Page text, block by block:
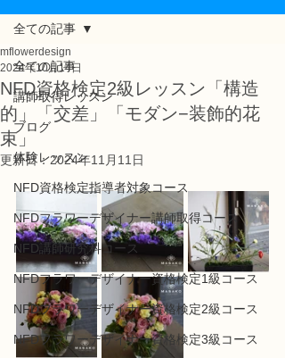
全ての記事
講師取得レッスン
ブログ
体験レッスン
NFD資格検定指導者対象コース
NFDフラワーデザイナー講師取得コース
NFD講師研究科コース
NFDフラワーデザイナー資格検定1級コース
NFDフラワーデザイナー資格検定2級コース
NFDフラワーデザイナー資格検定3級コース
全ての記事
NFD資格検定2級レッスン「構造
的」「交差」「モダン−装飾的花
束」
mflowerdesign
2024年10月14日
更新日：2024年11月11日